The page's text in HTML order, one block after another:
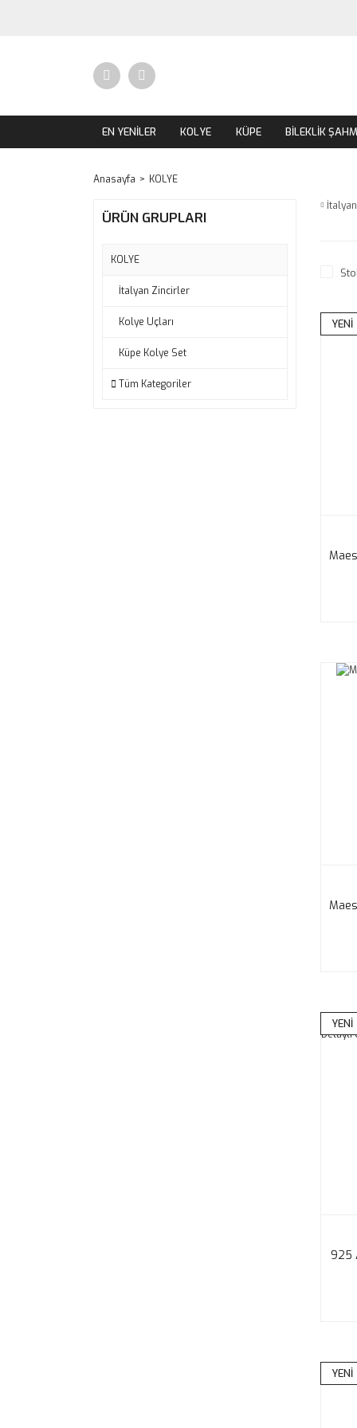
EN YENİLER KOLYE KÜPE BİLEKLİK
Anasayfa KOLYE
ÜRÜN GRUPLARI
KOLYE
İtalyan Zincirler
Kolye Uçları
Küpe Kolye Set
Tüm Kategoriler
YENİ
YENİ
925
YENİ